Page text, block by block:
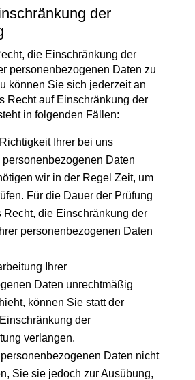
der
die Einschränkung der
personenbezogenen Daten zu
können Sie sich jederzeit an
Recht auf Einschränkung der
in folgenden Fällen:
Ihrer bei uns
Daten
wir in der Regel Zeit, um
Für die Dauer der Prüfung
Recht, die Einschränkung der
personenbezogenen Daten
Ihrer
Daten unrechtmäßig
können Sie statt der
der
verlangen.
Daten nicht
Sie sie jedoch zur Ausübung,